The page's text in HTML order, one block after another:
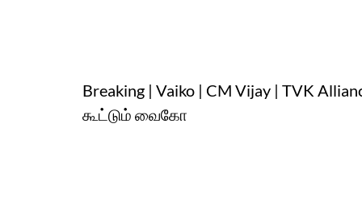
Breaking | Vaiko | CM Vijay | TVK
கூட்டும் வைகோ